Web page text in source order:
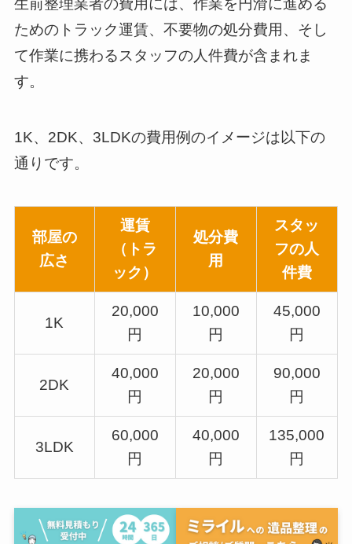
生前整理業者の費用には、作業を円滑に進める
ためのトラック運賃、不要物の処分費用、そし
て作業に携わるスタッフの人件費が含まれま
す。
1K、2DK、3LDKの費用例のイメージは以下の
通りです。
部屋の
広さ
運賃
（トラ
ック）
処分費
用
スタッ
フの人
件費
1K
20,000
円
10,000
円
45,000
円
2DK
40,000
円
20,000
円
90,000
円
3LDK
60,000
円
40,000
円
135,000
円